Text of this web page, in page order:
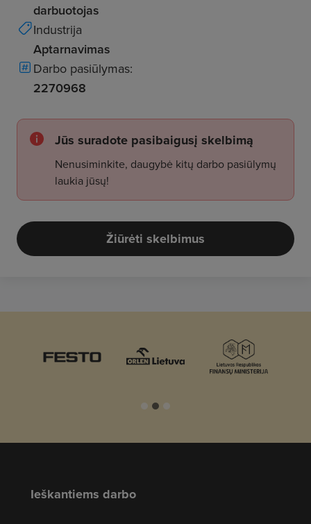
darbuotojas
Industrija
Aptarnavimas
Darbo pasiūlymas:
2270968
Jūs suradote pasibaigusį skelbimą
Nenusiminkite, daugybė kitų darbo pasiūlymų
laukia jūsų!
Žiūrėti skelbimus
Ieškantiems darbo